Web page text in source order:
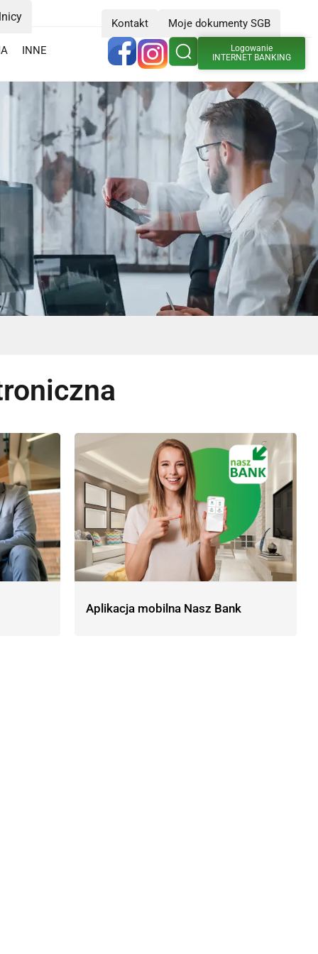
INNE
Kontakt Moje dokumenty SGB
Logowanie
INTERNET BANKING
Aplikacja mobilna Nasz Bank